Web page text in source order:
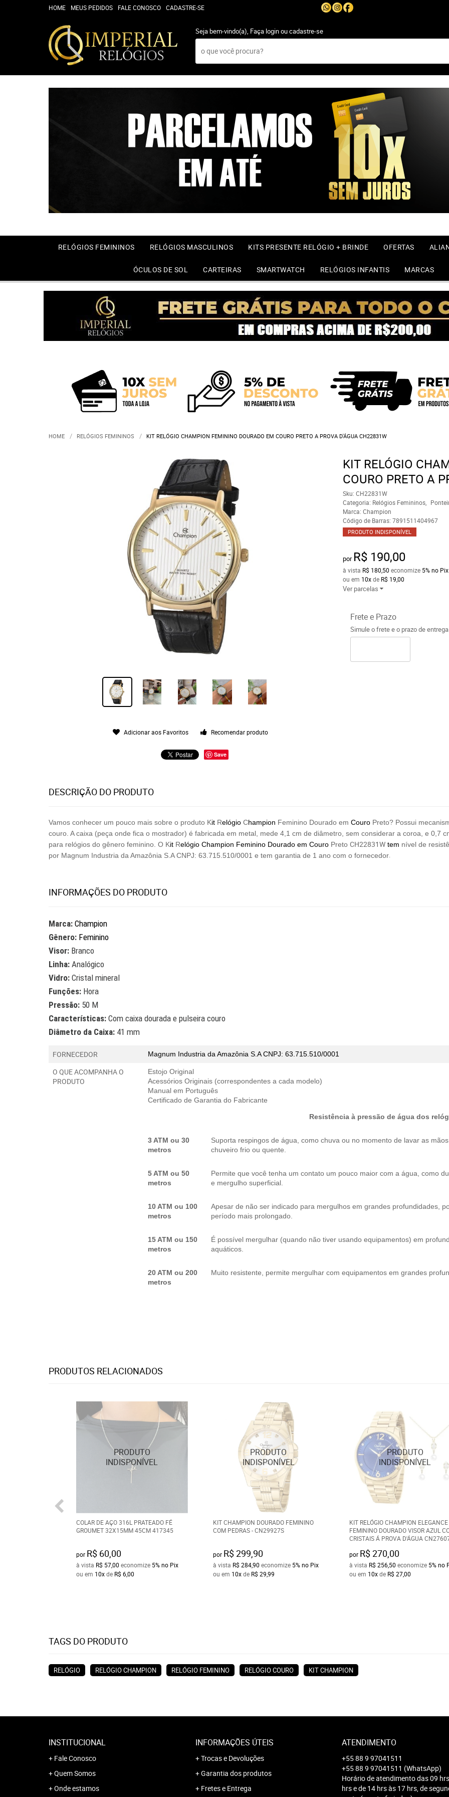
HOME MEUS PEDIDOS FALE CONOSCO CADASTRE-SE
Seja bem-vindo(a), Faça loginoucadastre-se
RELÓGIOS FEMININOS RELÓGIOS MASCULINOS KITS PRESENTE RELÓGIO + BRINDE OFERTAS
ÓCULOS DE SOL CARTEIRAS SMARTWATCH RELÓGIOS INFANTIS MARCAS
HOME RELÓGIOS FEMININOS KIT RELÓGIO CHAMPION FEMININO DOURADO EM COURO PRETO A PROVA D'ÁGUA CH22831W
Adicionar aos Favoritos Recomendar produto
Save
KIT RELÓGIO
COURO PRETO A
Sku: CH22831W
Categoria: Relógios Femininos
Marca: Champion
Código de Barras: 7891511404967
PRODUTO INDISPONÍVEL
por R$ 190,00
à vista R$ 180,50 economize 5% no Pix
ou em 10xde R$ 19,00
Ver parcelas
Frete e Prazo
Simule o frete e o prazo de
DESCRIÇÃO DO PRODUTO
Vamos conhecer um pouco mais sobre o produto Kit Relógio Champion Feminino Dourado em Couro Preto? Possui
couro. A caixa (peça onde fica o mostrador) é fabricada em metal, mede 4,1 cm de diâmetro, sem considerar a coroa, e 0,7
para relógios do gênero feminino. O Kit Relógio Champion Feminino Dourado em Couro Preto CH22831W tem nível de
por Magnum Industria da Amazônia S.A CNPJ: 63.715.510/0001 e tem garantia de 1 ano com o fornecedor.
INFORMAÇÕES DO PRODUTO
Marca: Champion
Gênero: Feminino
Visor: Branco
Linha: Analógico
Vidro: Cristal mineral
Funções: Hora
Pressão: 50 M
Características: Com caixa dourada e pulseira couro
Diâmetro da Caixa: 41 mm
FORNECEDOR Magnum Industria da Amazônia S.A CNPJ: 63.715.510/0001
O QUE ACOMPANHA O
PRODUTO
Estojo Original
Acessórios Originais (correspondentes a cada modelo)
Manual em Português
Certificado de Garantia do Fabricante
Resistência à pressão de água dos
3 ATM ou 30
metros
Suporta respingos de água, como chuva ou no momento de lavar as
chuveiro frio ou quente.
5 ATM ou 50
metros
Permite que você tenha um contato um pouco maior com a água, como
e mergulho superficial.
10 ATM ou 100
metros
Apesar de não ser indicado para mergulhos em grandes profundidades,
período mais prolongado.
15 ATM ou 150
metros
É possível mergulhar (quando não tiver usando equipamentos) em
aquáticos.
20 ATM ou 200
metros
Muito resistente, permite mergulhar com equipamentos em grandes
PRODUTOS RELACIONADOS
COLAR DE AÇO 316L PRATEADO FÉ
GROUMET 32X15MM 45CM 417345
por R$ 60,00
à vista R$ 57,00 economize 5%no Pix
ou em 10xde R$ 6,00
KIT CHAMPION DOURADO FEMININO
COM PEDRAS - CN29927S
por R$ 299,90
à vista R$ 284,90 economize 5% no Pix
ou em 10xde R$ 29,99
KIT RELÓGIO CHAMPION ELEGANCE
FEMININO DOURADO VISOR AZUL
CRISTAIS Á PROVA D'ÁGUA
por R$ 270,00
à vista R$ 256,50 economize 5%no
ou em 10xde R$ 27,00
TAGS DO PRODUTO
RELÓGIO RELÓGIO CHAMPION RELÓGIO FEMININO RELÓGIO COURO KIT CHAMPION
INSTITUCIONAL
Fale Conosco
Quem Somos
Onde estamos
INFORMAÇÕES ÚTEIS
Trocas e Devoluções
Garantia dos produtos
Fretes e Entrega
ATENDIMENTO
+55 88 9 97041511
+55 88 9 97041511 (WhatsApp)
Horário de atendimento das 09
hrs e de 14 hrs às 17 hrs, de